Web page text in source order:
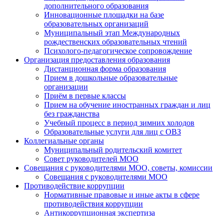
дополнительного образования
Инновационные площадки на базе
образовательных организаций
Муниципальный этап Международных
рождественских образовательных чтений
Психолого-педагогическое сопровождение
Организация предоставления образования
Дистанционная форма образования
Прием в дошкольные образовательные
организации
Приём в первые классы
Прием на обучение иностранных граждан и лиц
без гражданства
Учебный процесс в период зимних холодов
Образовательные услуги для лиц с ОВЗ
Коллегиальные органы
Муниципальный родительский комитет
Совет руководителей МОО
Совещания с руководителями МОО, советы, комиссии
Совещания с руководителями МОО
Противодействие коррупции
Нормативные правовые и иные акты в сфере
противодействия коррупции
Антикоррупционная экспертиза